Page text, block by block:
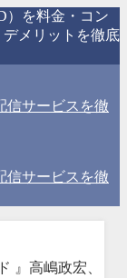
）を料金・コン
メリットを徹底
信サービスを徹
信サービスを徹
』高嶋政宏、